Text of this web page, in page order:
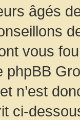
âgés
vous
phpBB
n’est
ci-